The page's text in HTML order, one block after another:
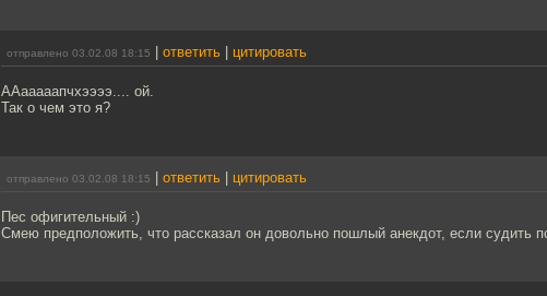
отправлено 03.02.08 18:15 ответить цитировать
ААааааапчхээээ.... ой.
Так о чем это я?
отправлено 03.02.08 18:15 ответить цитировать
Пес офигительный :)
Смею предположить, что рассказал он довольно пошлый анекдот, если судить